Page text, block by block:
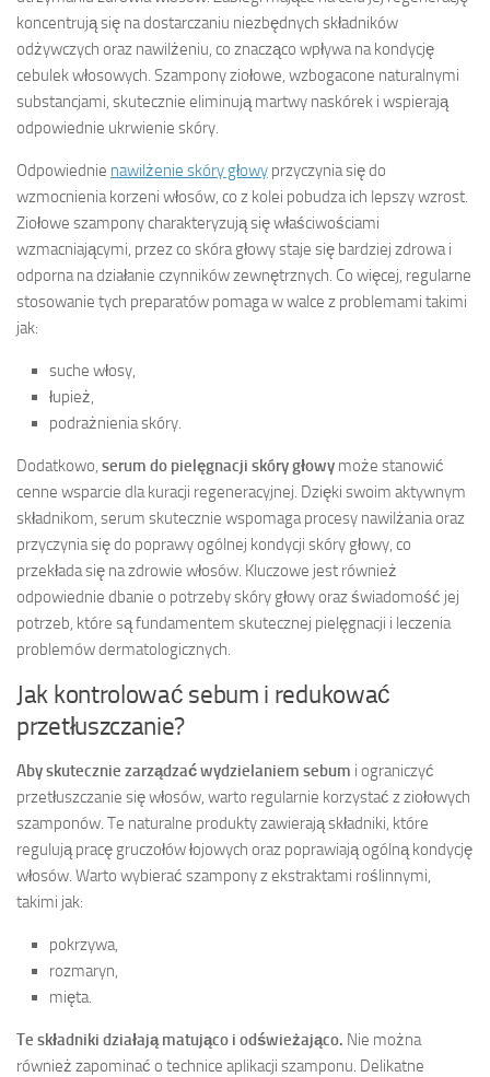
koncentrują się na dostarczaniu niezbędnych składników
odżywczych oraz nawilżeniu, co znacząco wpływa na kondycję
cebulek włosowych. Szampony ziołowe, wzbogacone naturalnymi
substancjami, skutecznie eliminują martwy naskórek i wspierają
odpowiednie ukrwienie skóry.
Odpowiednie nawilżenie skóry głowy przyczynia się do
wzmocnienia korzeni włosów, co z kolei pobudza ich lepszy wzrost.
Ziołowe szampony charakteryzują się właściwościami
wzmacniającymi, przez co skóra głowy staje się bardziej zdrowa i
odporna na działanie czynników zewnętrznych. Co więcej, regularne
stosowanie tych preparatów pomaga w walce z problemami takimi
jak:
suche włosy,
łupież,
podrażnienia skóry.
Dodatkowo, serum do pielęgnacji skóry głowy może stanowić
cenne wsparcie dla kuracji regeneracyjnej. Dzięki swoim aktywnym
składnikom, serum skutecznie wspomaga procesy nawilżania oraz
przyczynia się do poprawy ogólnej kondycji skóry głowy, co
przekłada się na zdrowie włosów. Kluczowe jest również
odpowiednie dbanie o potrzeby skóry głowy oraz świadomość jej
potrzeb, które są fundamentem skutecznej pielęgnacji i leczenia
problemów dermatologicznych.
Jak kontrolować sebum i redukować
przetłuszczanie?
Aby skutecznie zarządzać wydzielaniem sebum i ograniczyć
przetłuszczanie się włosów, warto regularnie korzystać z ziołowych
szamponów. Te naturalne produkty zawierają składniki, które
regulują pracę gruczołów łojowych oraz poprawiają ogólną kondycję
włosów. Warto wybierać szampony z ekstraktami roślinnymi,
takimi jak:
pokrzywa,
rozmaryn,
mięta.
Te składniki działają matująco i odświeżająco. Nie można
również zapominać o technice aplikacji szamponu. Delikatne